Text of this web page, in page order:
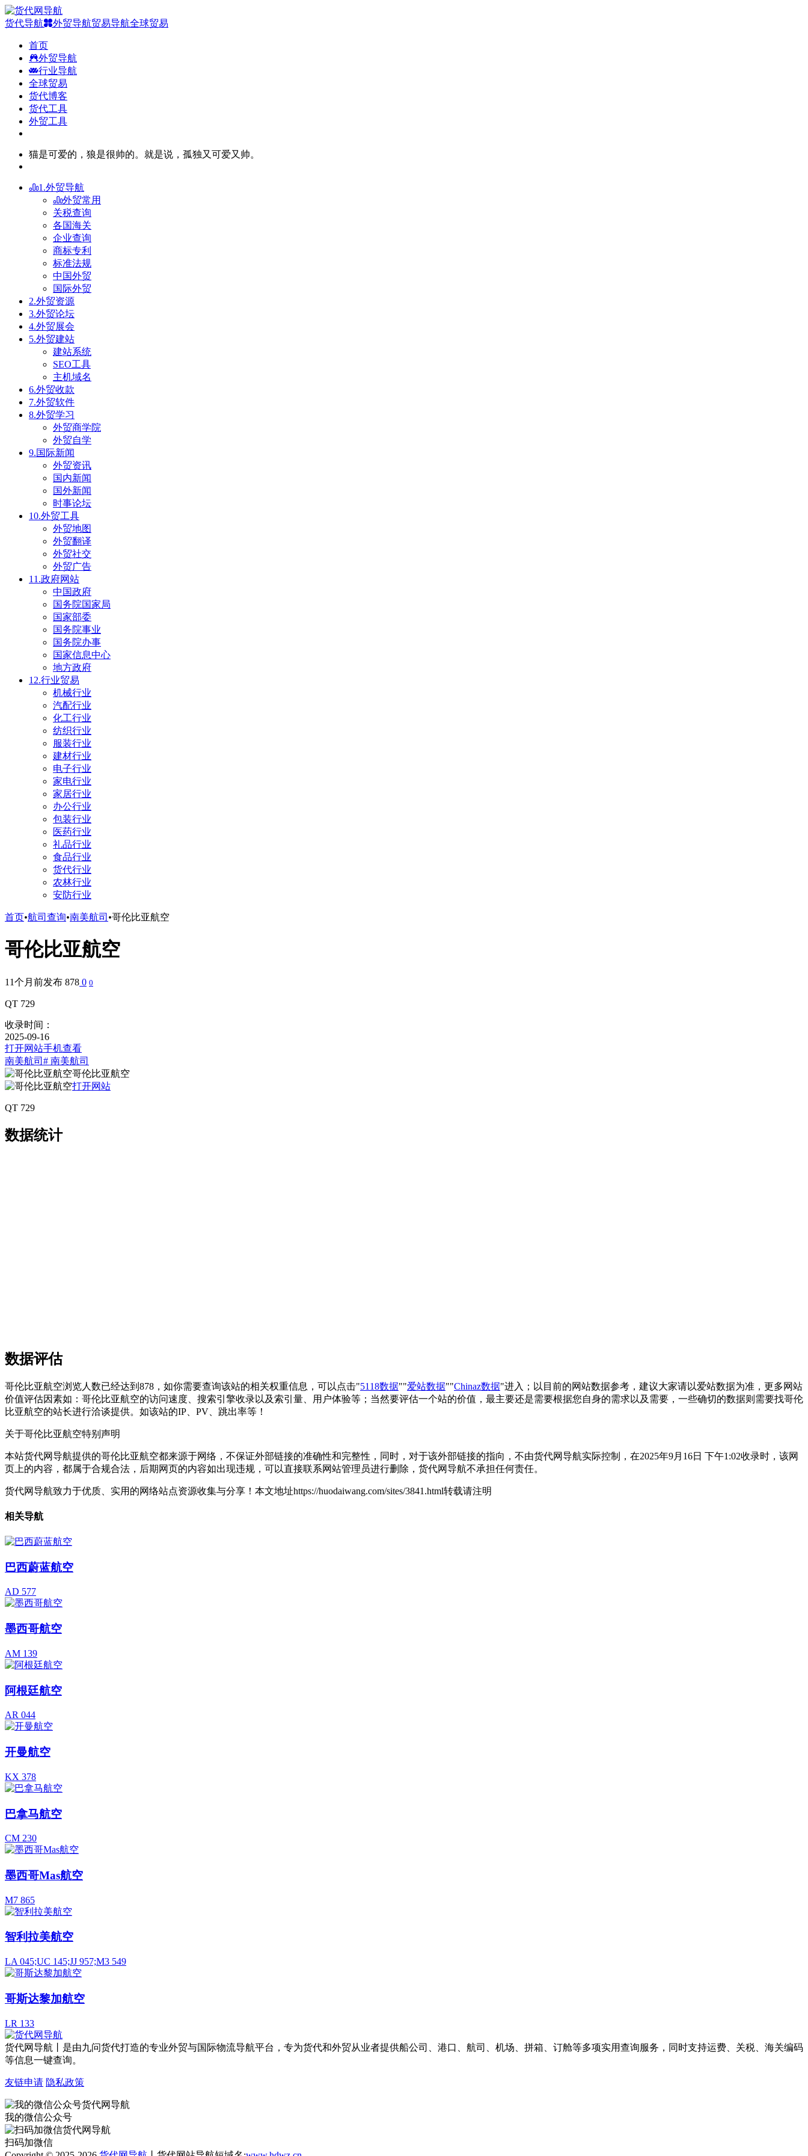
货代导航 外贸导航贸易导航全球贸易
首页
外贸导航
行业导航
全球贸易
货代博客
货代工具
外贸工具
猫是可爱的，狼是很帅的。就是说，孤独又可爱又帅。
1.外贸导航
外贸常用
关税查询
各国海关
企业查询
商标专利
标准法规
中国外贸
国际外贸
2.外贸资源
3.外贸论坛
4.外贸展会
5.外贸建站
建站系统
SEO工具
主机域名
6.外贸收款
7.外贸软件
8.外贸学习
外贸商学院
外贸自学
9.国际新闻
外贸资讯
国内新闻
国外新闻
时事论坛
10.外贸工具
外贸地图
外贸翻译
外贸社交
外贸广告
11.政府网站
中国政府
国务院国家局
国家部委
国务院事业
国务院办事
国家信息中心
地方政府
12.行业贸易
机械行业
汽配行业
化工行业
纺织行业
服装行业
建材行业
电子行业
家电行业
家居行业
办公行业
包装行业
医药行业
礼品行业
食品行业
货代行业
农林行业
安防行业
首页•航司查询•南美航司 •哥伦比亚航空
哥伦比亚航空
11个月前发布 878 0 0
QT 729
收录时间：
2025-09-16
打开网站手机查看
南美航司 # 南美航司
哥伦比亚航空
打开网站
QT 729
数据统计
数据评估
哥伦比亚航空浏览人数已经达到878，如你需要查询该站的相关权重信息，可以点击"5118数据""爱站数据""Chinaz数据"进入；以目前的网站数据参考，建议大家请以爱站数据为准，更多网站
价值评估因素如：哥伦比亚航空的访问速度、搜索引擎收录以及索引量、用户体验等；当然要评估一个站的价值，最主要还是需要根据您自身的需求以及需要，一些确切的数据则需要找哥伦
比亚航空的站长进行洽谈提供。如该站的IP、PV、跳出率等！
关于哥伦比亚航空特别声明
本站货代网导航提供的哥伦比亚航空都来源于网络，不保证外部链接的准确性和完整性，同时，对于该外部链接的指向，不由货代网导航实际控制，在2025年9月16日 下午1:02收录时，该网
页上的内容，都属于合规合法，后期网页的内容如出现违规，可以直接联系网站管理员进行删除，货代网导航不承担任何责任。
货代网导航致力于优质、实用的网络站点资源收集与分享！ 本文地址https://huodaiwang.com/sites/3841.html转载请注明
相关导航
巴西蔚蓝航空
AD 577
墨西哥航空
AM 139
阿根廷航空
AR 044
开曼航空
KX 378
巴拿马航空
CM 230
墨西哥Mas航空
M7 865
智利拉美航空
LA 045;UC 145;JJ 957;M3 549
哥斯达黎加航空
LR 133
货代网导航丨是由九问货代打造的专业外贸与国际物流导航平台，专为货代和外贸从业者提供船公司、港口、航司、机场、拼箱、订舱等多项实用查询服务，同时支持运费、关税、海关编码
等信息一键查询。
友链申请 隐私政策
我的微信公众号
扫码加微信